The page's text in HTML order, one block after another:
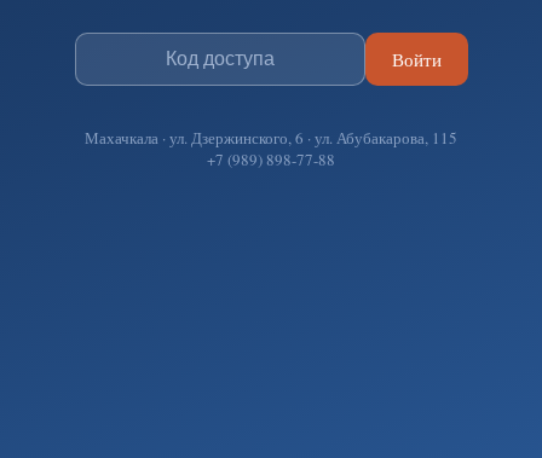
Войти
Махачкала · ул. Дзержинского, 6 · ул. Абубакарова, 115
+7 (989) 898-77-88